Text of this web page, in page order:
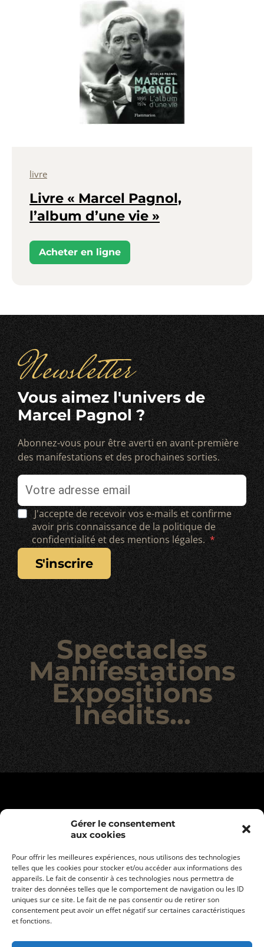
Gérer le consentement
aux cookies
Pour offrir les meilleures expériences, nous utilisons des technologies
telles que les cookies pour stocker et/ou accéder aux informations des
appareils. Le fait de consentir à ces technologies nous permettra de
traiter des données telles que le comportement de navigation ou les ID
uniques sur ce site. Le fait de ne pas consentir ou de retirer son
consentement peut avoir un effet négatif sur certaines caractéristiques
et fonctions.
livre
Livre « Marcel Pagnol,
l’album d’une vie »
Acheter en ligne
Newsletter
Vous aimez l'univers de
Marcel Pagnol ?
Abonnez-vous pour être averti en avant-première
des manifestations et des prochaines sorties.
J'accepte de recevoir vos e-mails et confirme
avoir pris connaissance de la politique de
confidentialité et des mentions légales.
s'inscrire
Spectacles
Manifestations
Expositions
Inédits...